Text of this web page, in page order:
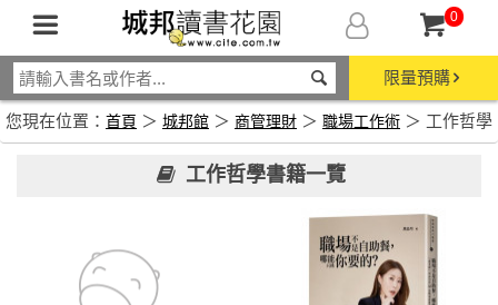
0
限量預購
您現在位置： 首頁 ＞ 城邦館 ＞ 商管理財 ＞ 職場工作術 ＞ 工作哲學
工作哲學書籍一覽